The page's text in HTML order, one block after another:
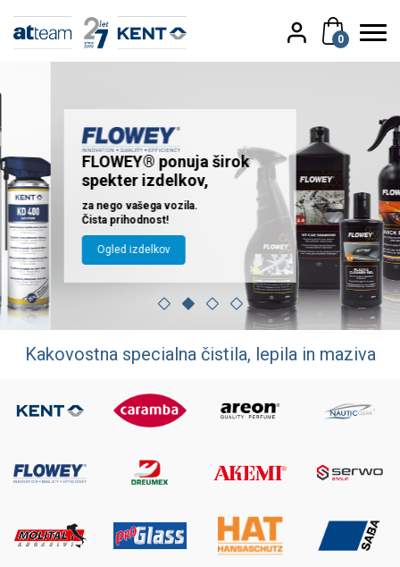
0
FLOWEY® ponuja širok
spekter izdelkov,
za nego vašega vozila.
Čista prihodnost!
Ogled izdelkov
Kakovostna specialna čistila, lepila in maziva